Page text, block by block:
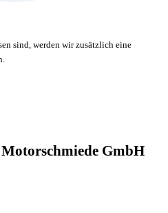
sind, werden wir zusätzlich eine
GmbH